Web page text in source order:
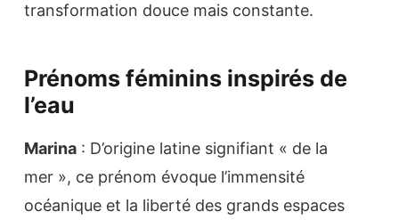
transformation douce mais constante.
Prénoms féminins inspirés de
l’eau
Marina : D’origine latine signifiant « de la
mer », ce prénom évoque l’immensité
océanique et la liberté des grands espaces